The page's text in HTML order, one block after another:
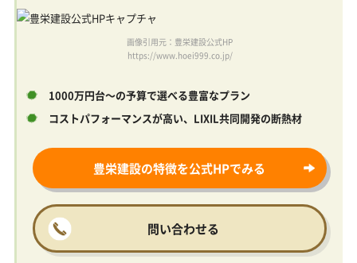
画像引用元：豊栄建設公式HP
https://www.hoei999.co.jp/
1000万円台～の予算で選べる豊富なプラン
コストパフォーマンスが高い、LIXIL共同開発の断熱材
豊栄建設の特徴を公式HPでみる
問い合わせる